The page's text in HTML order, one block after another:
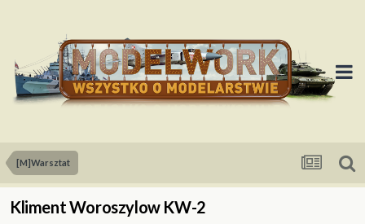
[M]Warsztat
Kliment Woroszylow KW-2